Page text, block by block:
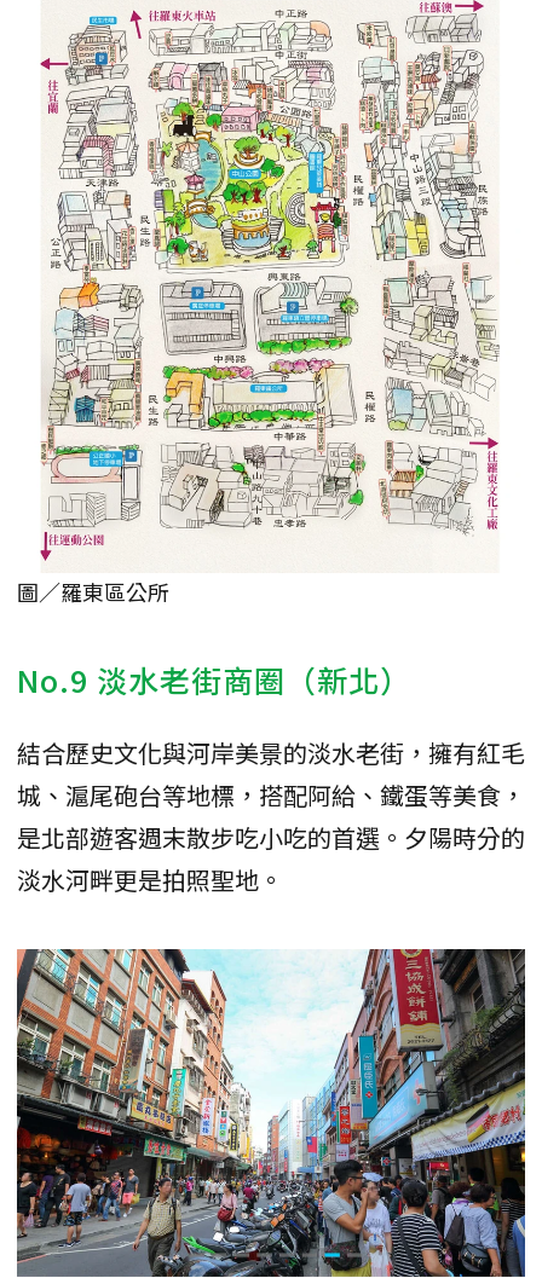
圖／羅東區公所
No.9 淡水老街商圈（新北）
結合歷史文化與河岸美景的淡水老街，擁有紅毛
城、滬尾砲台等地標，搭配阿給、鐵蛋等美食，
是北部遊客週末散步吃小吃的首選。夕陽時分的
淡水河畔更是拍照聖地。